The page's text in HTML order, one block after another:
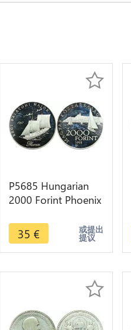
P5685 Hungarian
2000 Forint Phoenix
Proof ->M Offer
35 € 或提出
提议